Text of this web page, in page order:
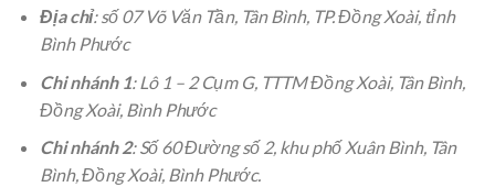
Địa chỉ: số 07 Võ Văn Tần, Tân Bình, TP. Đồng Xoài, tỉnh
Bình Phước
Chi nhánh 1: Lô 1 – 2 Cụm G, TTTM Đồng Xoài, Tân Bình,
Đồng Xoài, Bình Phước
Chi nhánh 2: Số 60 Đường số 2, khu phố Xuân Bình, Tân
Bình, Đồng Xoài, Bình Phước.